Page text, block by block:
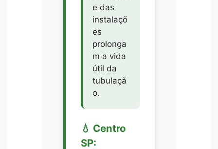
e das
instalaçõ
es
prolonga
m a vida
útil da
tubulaçã
o.
💧 Centro
SP: